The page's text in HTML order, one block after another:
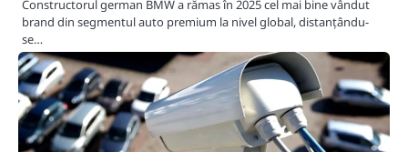
Constructorul german BMW a rămas în 2025 cel mai bine vândut
brand din segmentul auto premium la nivel global, distanțându-
se…